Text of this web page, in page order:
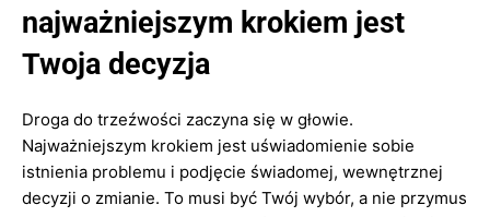
najważniejszym krokiem jest
Twoja decyzja
Droga do trzeźwości zaczyna się w głowie.
Najważniejszym krokiem jest uświadomienie sobie
istnienia problemu i podjęcie świadomej, wewnętrznej
decyzji o zmianie. To musi być Twój wybór, a nie przymus